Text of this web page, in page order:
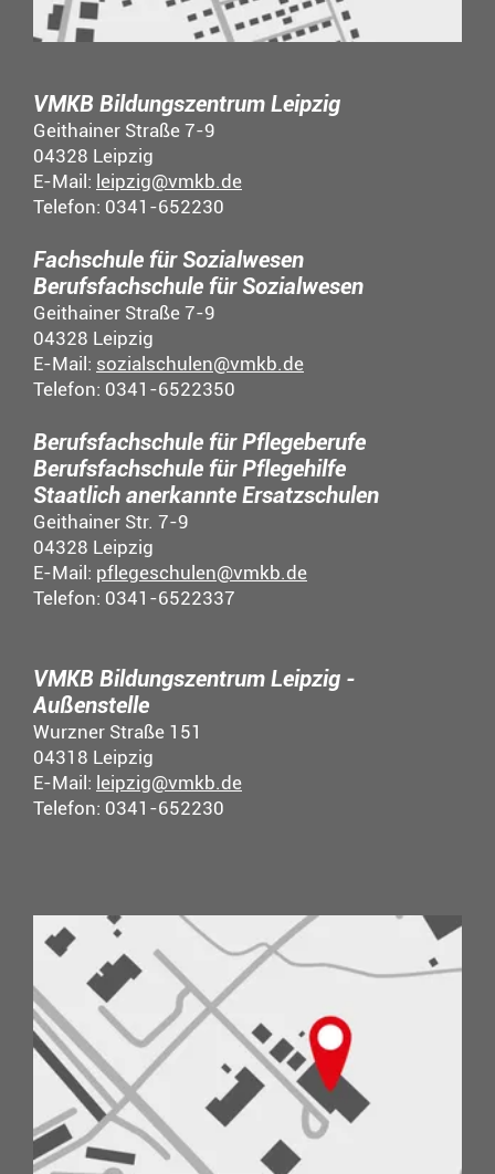
VMKB Bildungszentrum Leipzig
Geithainer Straße 7-9
04328 Leipzig
E-Mail: leipzig@vmkb.de
Telefon: 0341-652230
Fachschule für Sozialwesen
Berufsfachschule für Sozialwesen
Geithainer Straße 7-9
04328 Leipzig
E-Mail: sozialschulen@vmkb.de
Telefon: 0341-6522350
Berufsfachschule für Pflegeberufe
Berufsfachschule für Pflegehilfe
Staatlich anerkannte Ersatzschulen
Geithainer Str. 7-9
04328 Leipzig
E-Mail: pflegeschulen@vmkb.de
Telefon: 0341-6522337
VMKB Bildungszentrum Leipzig -
Außenstelle
Wurzner Straße 151
04318 Leipzig
E-Mail: leipzig@vmkb.de
Telefon: 0341-652230